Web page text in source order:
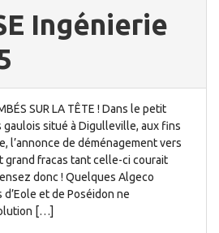
Ingénierie
SUR LA TÊTE ! Dans le petit
gaulois situé à Digulleville, aux fins
l’annonce de déménagement vers
grand fracas tant celle-ci courait
donc ! Quelques Algeco
et de Poséidon ne
[…]